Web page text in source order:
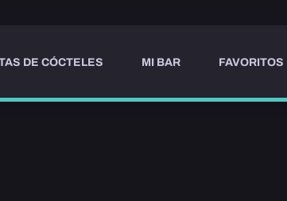
DE CÓCTELES MI BAR FAVORITOS